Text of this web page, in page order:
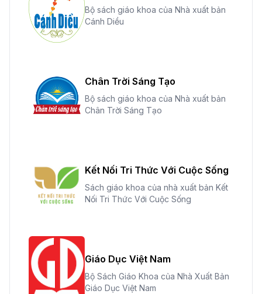
Bộ sách giáo khoa của Nhà xuất bản
Cánh Diều
Chân Trời Sáng Tạo
Bộ sách giáo khoa của Nhà xuất bản
Chân Trời Sáng Tạo
Kết Nối Tri Thức Với Cuộc Sống
Sách giáo khoa của nhà xuất bản Kết
Nối Tri Thức Với Cuộc Sống
Giáo Dục Việt Nam
Bộ Sách Giáo Khoa của Nhà Xuất Bản
Giáo Dục Việt Nam